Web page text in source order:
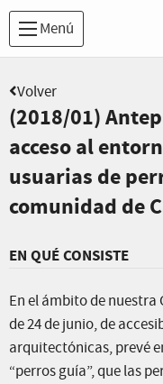
Menú
Volver
(2018/01)
acceso al
usuarias de
comunidad de
EN QUÉ CONSISTE
En el ámbito de
de 24 de junio, de
arquitectónicas, prevé
“perros guía”, que las